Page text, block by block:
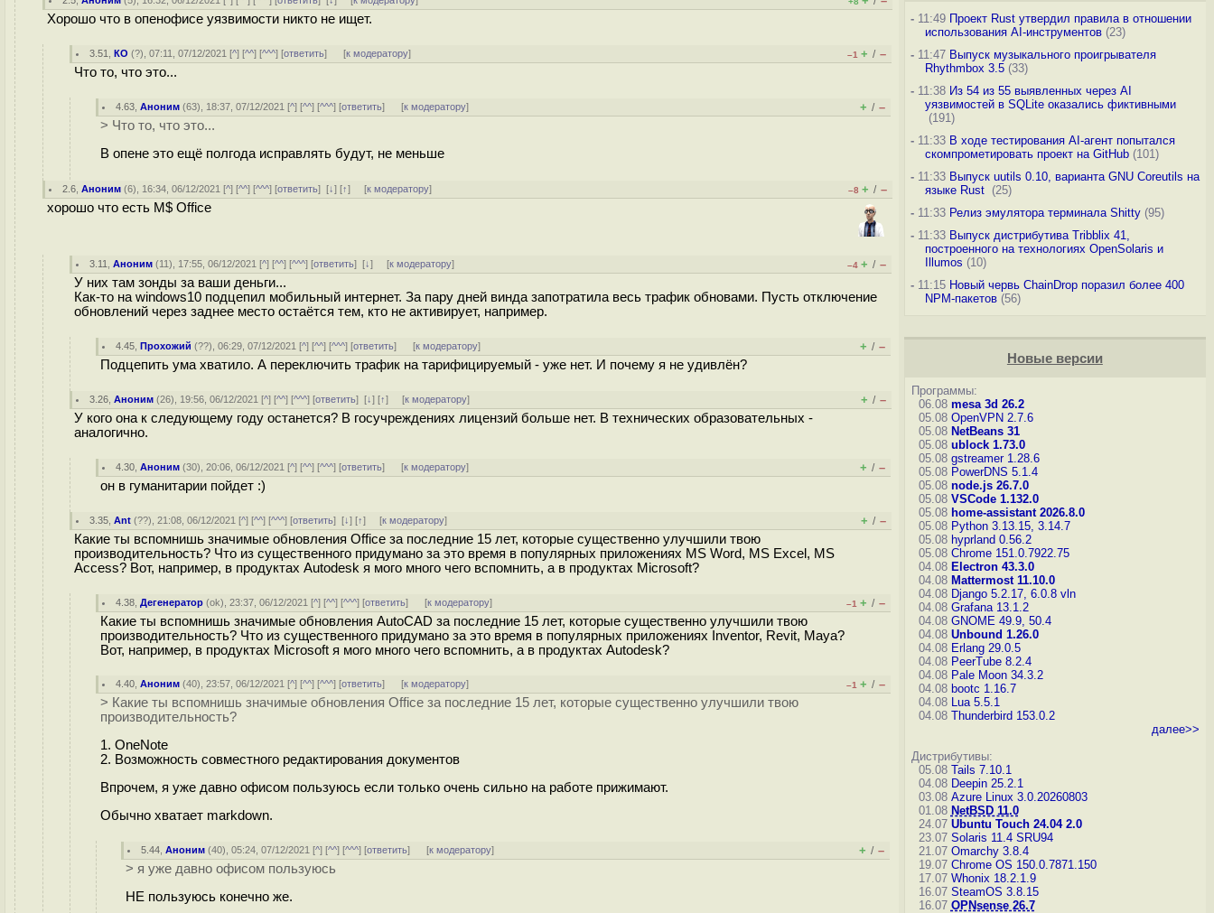
Хорошо что в опенофисе уязвимости никто не ищет.
3.51 ,КО (?), 07:11, 07/12/2021 [^] [^^] [^^^] [ответить] [к модератору] –1 + / –
Что то, что это...
4.63 ,Аноним (63), 18:37, 07/12/2021 [^] [^^] [^^^] [ответить] [к модератору] + / –
> Что то, что это...
В опене это ещё полгода исправлять будут, не меньше
2.6 ,Аноним (6), 16:34, 06/12/2021 [^] [^^] [^^^] [ответить][↓] [↑] [к модератору] –8 + / –
хорошо что есть M$ Office
3.11 ,Аноним (11), 17:55, 06/12/2021 [^] [^^] [^^^] [ответить][↓] [к модератору] –4 + / –
У них там зонды за ваши деньги...
Как-то на windows10 подцепил мобильный интернет. За пару дней винда запотратила весь трафик обновами. Пусть отключение
обновлений через заднее место остаётся тем, кто не активирует, например.
4.45 ,Прохожий (??), 06:29, 07/12/2021 [^] [^^] [^^^] [ответить] [к модератору] + / –
Подцепить ума хватило. А переключить трафик на тарифицируемый - уже нет. И почему я не удивлён?
3.26 ,Аноним (26), 19:56, 06/12/2021 [^] [^^] [^^^] [ответить][↓] [↑] [к модератору] + / –
У кого она к следующему году останется? В госучреждениях лицензий больше нет. В технических образовательных -
аналогично.
4.30 ,Аноним (30), 20:06, 06/12/2021 [^] [^^] [^^^] [ответить] [к модератору] + / –
он в гуманитарии пойдет :)
3.35 ,Ant (??), 21:08, 06/12/2021 [^] [^^] [^^^] [ответить][↓] [↑] [к модератору] + / –
Какие ты вспомнишь значимые обновления Office за последние 15 лет, которые существенно улучшили твою
производительность? Что из существенного придумано за это время в популярных приложениях MS Word, MS Excel, MS
Access? Вот, например, в продуктах Autodesk я мого много чего вспомнить, а в продуктах Microsoft?
4.38 ,Дегенератор (ok), 23:37, 06/12/2021 [^] [^^] [^^^] [ответить] [к модератору] –1 + / –
Какие ты вспомнишь значимые обновления AutoCAD за последние 15 лет, которые существенно улучшили твою
производительность? Что из существенного придумано за это время в популярных приложениях Inventor, Revit, Maya?
Вот, например, в продуктах Microsoft я мого много чего вспомнить, а в продуктах Autodesk?
4.40 ,Аноним (40), 23:57, 06/12/2021 [^] [^^] [^^^] [ответить] [к модератору] –1 + / –
> Какие ты вспомнишь значимые обновления Office за последние 15 лет, которые существенно улучшили твою
производительность?
1. OneNote
2. Возможность совместного редактирования документов
Впрочем, я уже давно офисом пользуюсь если только очень сильно на работе прижимают.
Обычно хватает markdown.
5.44 ,Аноним (40), 05:24, 07/12/2021 [^] [^^] [^^^] [ответить] [к модератору] + / –
> я уже давно офисом пользуюсь
НЕ пользуюсь конечно же.
-11:49 Проект Rust утвердил правила в отношении
использования AI-инструментов(23)
-11:47 Выпуск музыкального проигрывателя
Rhythmbox 3.5(33)
-11:38 Из 54 из 55 выявленных через AI
уязвимостей в SQLite оказались фиктивными
(191)
-11:33 В ходе тестирования AI-агент попытался
скомпрометировать проект на GitHub(101)
-11:33 Выпуск uutils 0.10, варианта GNU Coreutils на
языке Rust (25)
-11:33 Релиз эмулятора терминала Shitty(95)
-11:33 Выпуск дистрибутива Tribblix 41,
построенного на технологиях OpenSolaris и
Illumos (10)
-11:15 Новый червь ChainDrop поразил более 400
NPM-пакетов(56)
Новые версии
Программы:
06.08 mesa 3d 26.2
05.08 OpenVPN 2.7.6
05.08 NetBeans 31
05.08 ublock 1.73.0
05.08 gstreamer 1.28.6
05.08 PowerDNS 5.1.4
05.08 node.js 26.7.0
05.08 VSCode 1.132.0
05.08 home-assistant 2026.8.0
05.08 Python 3.13.15, 3.14.7
05.08 hyprland 0.56.2
05.08 Chrome 151.0.7922.75
04.08 Electron 43.3.0
04.08 Mattermost 11.10.0
04.08 Django 5.2.17, 6.0.8 vln
04.08 Grafana 13.1.2
04.08 GNOME 49.9, 50.4
04.08 Unbound 1.26.0
04.08 Erlang 29.0.5
04.08 PeerTube 8.2.4
04.08 Pale Moon 34.3.2
04.08 bootc 1.16.7
04.08 Lua 5.5.1
04.08 Thunderbird 153.0.2
далее>>
Дистрибутивы:
05.08 Tails 7.10.1
04.08 Deepin 25.2.1
03.08 Azure Linux 3.0.20260803
01.08 NetBSD 11.0
24.07 Ubuntu Touch 24.04 2.0
23.07 Solaris 11.4 SRU94
21.07 Omarchy 3.8.4
19.07 Chrome OS 150.0.7871.150
17.07 Whonix 18.2.1.9
16.07 SteamOS 3.8.15
16.07 OPNsense 26.7